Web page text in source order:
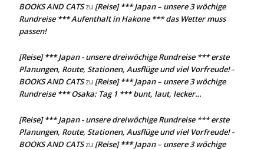
BOOKS AND CATSzu [Reise] *** Japan – unsere 3 wöchige
Rundreise *** Aufenthalt in Hakone *** das Wetter muss
passen!
[Reise] *** Japan - unsere dreiwöchige Rundreise *** erste
Planungen, Route, Stationen, Ausflüge und viel Vorfreude! -
BOOKS AND CATSzu [Reise] *** Japan – unsere 3 wöchige
Rundreise *** Osaka: Tag 1 *** bunt, laut, lecker…
[Reise] *** Japan - unsere dreiwöchige Rundreise *** erste
Planungen, Route, Stationen, Ausflüge und viel Vorfreude! -
BOOKS AND CATSzu [Reise] *** Japan – unsere 3 wöchige